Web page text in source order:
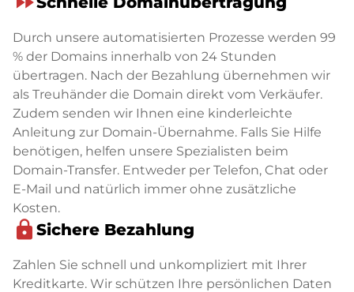
Durch unsere automatisierten Prozesse werden 99
% der Domains innerhalb von 24 Stunden
übertragen. Nach der Bezahlung übernehmen wir
als Treuhänder die Domain direkt vom Verkäufer.
Zudem senden wir Ihnen eine kinderleichte
Anleitung zur Domain-Übernahme. Falls Sie Hilfe
benötigen, helfen unsere Spezialisten beim
Domain-Transfer. Entweder per Telefon, Chat oder
E-Mail und natürlich immer ohne zusätzliche
Kosten.
lock Sichere Bezahlung
Zahlen Sie schnell und unkompliziert mit Ihrer
Kreditkarte. Wir schützen Ihre persönlichen Daten